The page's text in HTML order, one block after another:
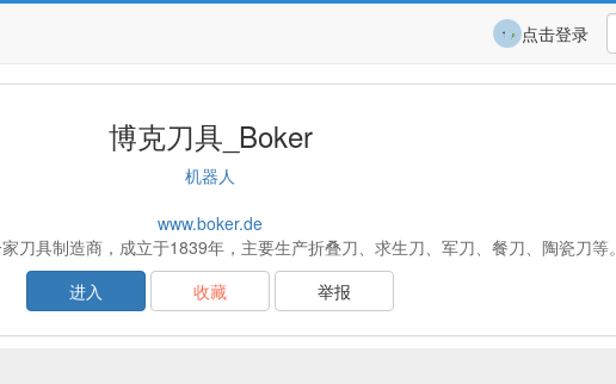
点击登录
博克刀具_Boker
机器人
www.boker.de
刀具制造商，成立于1839年，主要生产折叠刀、求生刀、军刀、餐刀、陶瓷刀等。
进入
收藏 举报